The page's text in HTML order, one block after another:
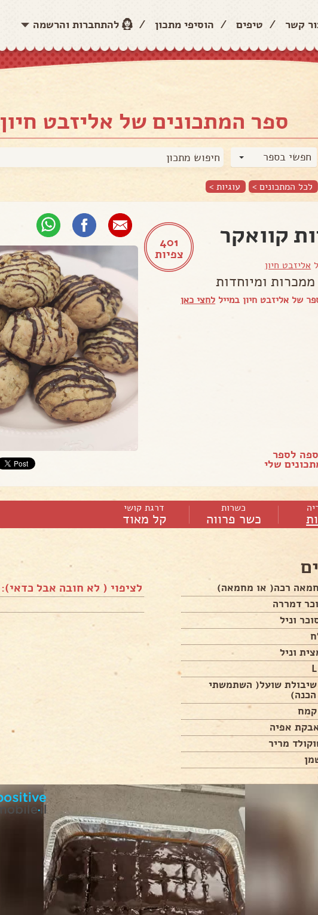
קשר / טיפים / הוסיפי מתכון / להתחברות והרשמה
ספר המתכונים של אליזבט חיון
חפשי בספר
לכל המתכונים > עוגיות >
401
צפיות
קוואקר
אליזבט חיון
ממכרות ומיוחדות
של אליזבט חיון במייל לחצי כאן
לספר
שלי
כשרות
כשר פרווה
דרגת קושי
קל מאוד
דמררה
וניל
שיבולת שועל( השתמשתי
לציפוי ( לא חובה אבל כדאי):